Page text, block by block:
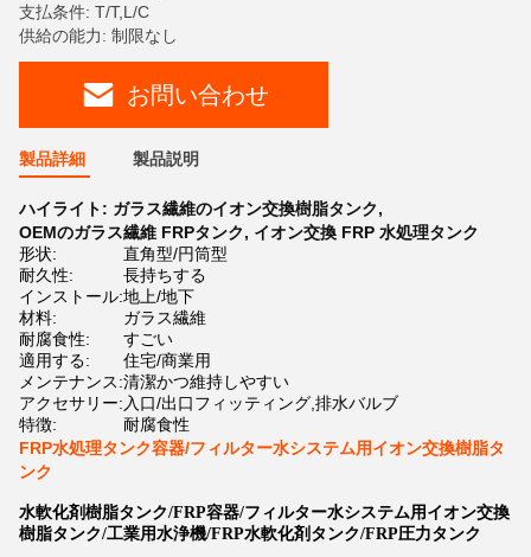
支払条件: T/T,L/C
供給の能力: 制限なし
お問い合わせ
製品詳細 製品説明
ハイライト: ガラス繊維のイオン交換樹脂タンク,
OEMのガラス繊維 FRPタンク, イオン交換 FRP 水処理タンク
形状:
直角型/円筒型
耐久性:
長持ちする
インストール:地上/地下
材料:
ガラス繊維
耐腐食性:
すごい
適用する:
住宅/商業用
メンテナンス:清潔かつ維持しやすい
アクセサリー: 入口/出口フィッティング,排水バルブ
特徴:
耐腐食性
FRP水処理タンク容器/フィルター水システム用イオン交換樹脂タ
ンク
水軟化剤樹脂タンク/FRP容器/フィルター水システム用イオン交換
樹脂タンク/工業用水浄機/FRP水軟化剤タンク/FRP圧力タンク